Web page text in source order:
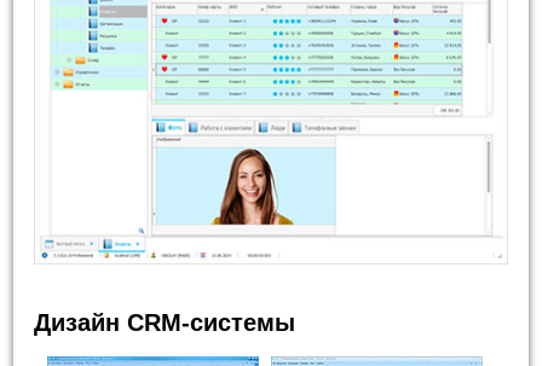
Дизайн CRM-системы